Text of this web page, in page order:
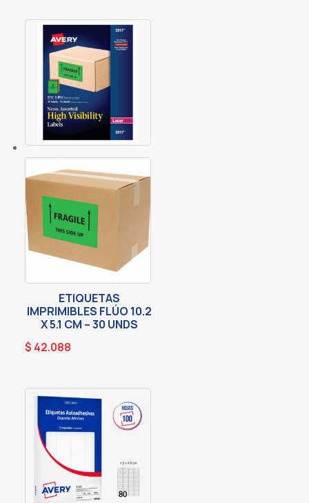
ETIQUETAS
IMPRIMIBLES FLÚO 10.2
X 5.1 CM – 30 UNDS
$ 42.088